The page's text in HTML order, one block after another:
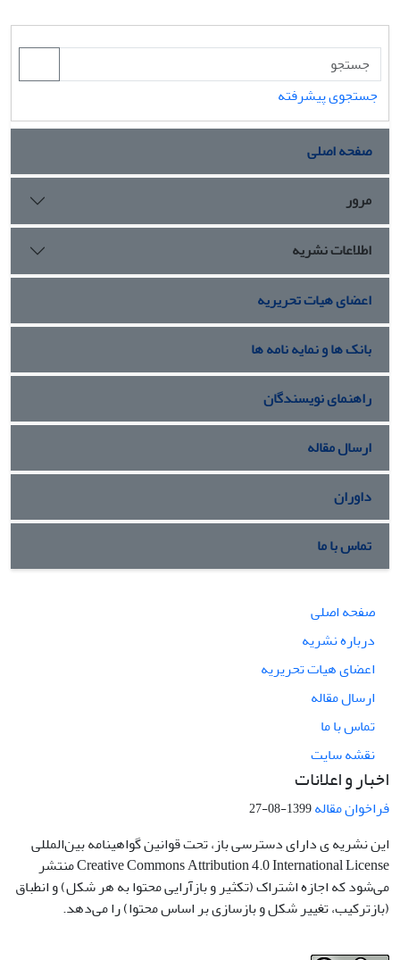
جستجوی پیشرفته
صفحه اصلی
مرور
اطلاعات نشریه
اعضای هیات تحریریه
بانک ها و نمایه نامه ها
راهنمای نویسندگان
ارسال مقاله
داوران
تماس با ما
صفحه اصلی
درباره نشریه
اعضای هیات تحریریه
ارسال مقاله
تماس با ما
نقشه سایت
اخبار و اعلانات
فراخوان مقاله1399-08-27
این نشریه ی دارای دسترسی باز، تحت قوانین گواهینامه بین‌المللی
Creative Commons Attribution 4.0 International License منتشر
می‌شود که اجازه اشتراک (تکثیر و بازآرایی محتوا به هر شکل) و انطباق
(بازترکیب، تغییر شکل و بازسازی بر اساس محتوا) را می‌دهد.